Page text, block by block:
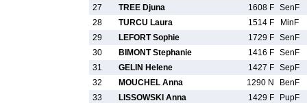
27
TREE Djuna 1608 F SenF
28
TURCU Laura 1514 F
MinF
29
LEFORT Sophie 1729 F SenF
30
BIMONT Stephanie 1416 F SenF
31
GELIN Helene 1427 F SepF
32
MOUCHEL Anna 1290 N
BenF
33
LISSOWSKI Anna 1429 F
PupF